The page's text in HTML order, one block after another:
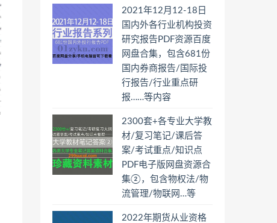
2021年12月12-18日
国内外各行业机构投资
研究报告PDF资源百度
网盘合集，包含681份
国内券商报告/国际投
行报告/行业重点研
报……等内容
2300套+各专业大学教
材/复习笔记/课后答
案/考试重点/知识点
PDF电子版网盘资源合
集②，包含物权法/物
流管理/物联网…等
2022年期货从业资格